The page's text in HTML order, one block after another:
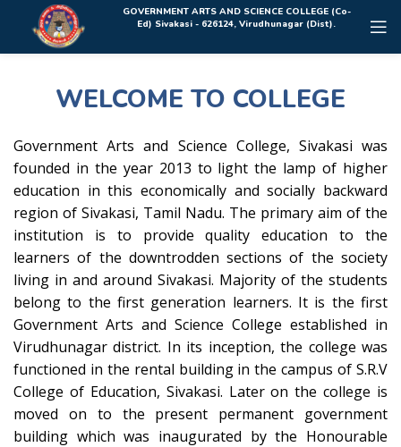
Rolex Replica Uhren DeutschlandGOVERNMENT ARTS AND SCIENCE COLLEGE (Co-
Ed) Sivakasi - 626124, Virudhunagar (Dist).
WELCOME TO COLLEGE
Government Arts and Science College, Sivakasi was
founded in the year 2013 to light the lamp of higher
education in this economically and socially backward
region of Sivakasi, Tamil Nadu. The primary aim of the
institution is to provide quality education to the
learners of the downtrodden sections of the society
living in and around Sivakasi. Majority of the students
belong to the first generation learners. It is the first
Government Arts and Science College established in
Virudhunagar district. In its inception, the college was
functioned in the rental building in the campus of S.R.V
College of Education, Sivakasi. Later on the college is
moved on to the present permanent government
building which was inaugurated by the Honourable